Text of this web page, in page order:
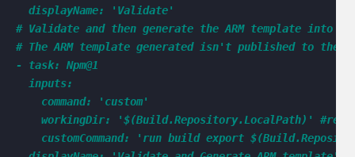
  displayName: 'Validate'
# Validate and then generate the ARM template into
# The ARM template generated isn't published to
- task: Npm@1
  inputs:
    command: 'custom'
workingDir: '$(Build.Repository.LocalPath)'
customCommand: 'run build export